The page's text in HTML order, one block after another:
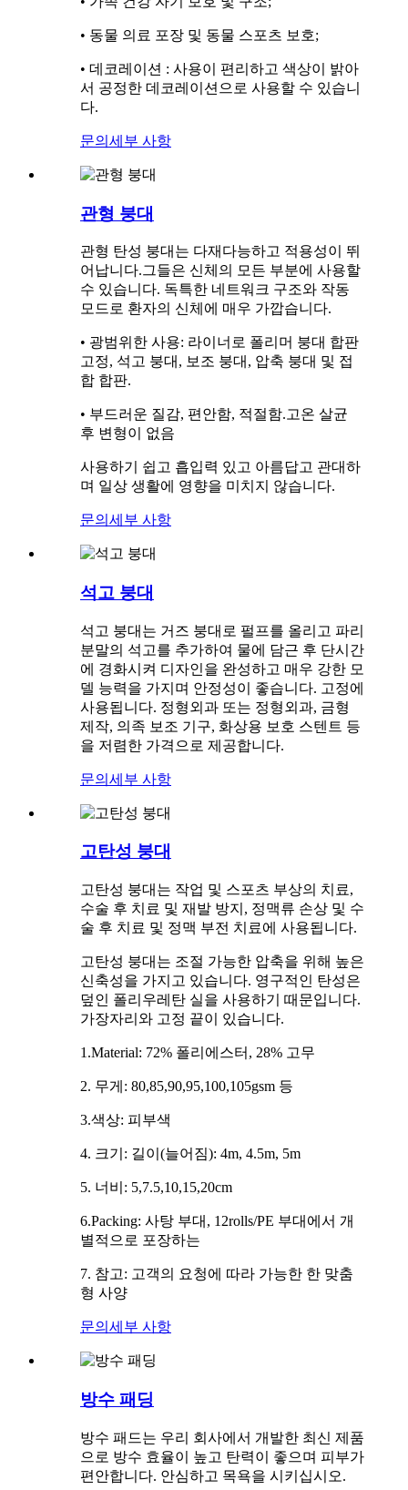
• 동물 의료 포장 및 동물 스포츠 보호;
• 데코레이션 : 사용이 편리하고 색상이 밝아
서 공정한 데코레이션으로 사용할 수 있습니
다.
문의 세부 사항
관형 붕대
관형 탄성 붕대는 다재다능하고 적용성이 뛰
어납니다.그들은 신체의 모든 부분에 사용할
수 있습니다. 독특한 네트워크 구조와 작동
모드로 환자의 신체에 매우 가깝습니다.
• 광범위한 사용: 라이너로 폴리머 붕대 합판
고정, 석고 붕대, 보조 붕대, 압축 붕대 및 접
합 합판.
• 부드러운 질감, 편안함, 적절함.고온 살균
후 변형이 없음
사용하기 쉽고 흡입력 있고 아름답고 관대하
며 일상 생활에 영향을 미치지 않습니다.
문의 세부 사항
석고 붕대
석고 붕대는 거즈 붕대로 펄프를 올리고 파리
분말의 석고를 추가하여 물에 담근 후 단시간
에 경화시켜 디자인을 완성하고 매우 강한 모
델 능력을 가지며 안정성이 좋습니다. 고정에
사용됩니다. 정형외과 또는 정형외과, 금형
제작, 의족 ​​보조 기구, 화상용 보호 스텐트 등
을 저렴한 가격으로 제공합니다.
문의 세부 사항
고탄성 붕대
고탄성 붕대는 작업 및 스포츠 부상의 치료,
수술 후 치료 및 재발 방지, 정맥류 손상 및 수
술 후 치료 및 정맥 부전 치료에 사용됩니다.
고탄성 붕대는 조절 가능한 압축을 위해 높은
신축성을 가지고 있습니다. 영구적인 탄성은
덮인 폴리우레탄 실을 사용하기 때문입니다.
가장자리와 고정 끝이 있습니다.
1.Material: 72% 폴리에스터, 28% 고무
2. 무게: 80,85,90,95,100,105gsm 등
3.색상: 피부색
4. 크기: 길이(늘어짐): 4m, 4.5m, 5m
5. 너비: 5,7.5,10,15,20cm
6.Packing: 사탕 부대, 12rolls/PE 부대에서 개
별적으로 포장하는
7. 참고: 고객의 요청에 따라 가능한 한 맞춤
형 사양
문의 세부 사항
방수 패딩
방수 패드는 우리 회사에서 개발한 최신 제품
으로 방수 효율이 높고 탄력이 좋으며 피부가
편안합니다. 안심하고 목욕을 시키십시오.